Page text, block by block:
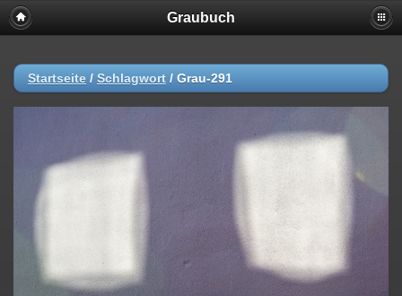
Graubuch
Startseite / Schlagwort / Grau-291